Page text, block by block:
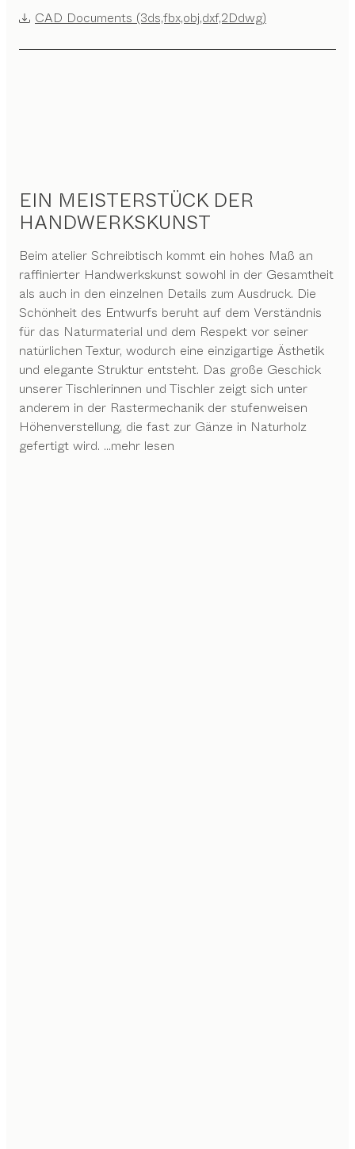
CAD Documents (3ds,fbx,obj,dxf,2Ddwg)
EIN MEISTERSTÜCK DER
HANDWERKSKUNST
Beim atelier Schreibtisch kommt ein hohes Maß an
raffinierter Handwerkskunst sowohl in der Gesamtheit
als auch in den einzelnen Details zum Ausdruck. Die
Schönheit des Entwurfs beruht auf dem Verständnis
für das Naturmaterial und dem Respekt vor seiner
natürlichen Textur, wodurch eine einzigartige Ästhetik
und elegante Struktur entsteht. Das große Geschick
unserer Tischlerinnen und Tischler zeigt sich unter
anderem in der Rastermechanik der stufenweisen
Höhenverstellung, die fast zur Gänze in Naturholz
gefertigt wird. ...mehr lesen